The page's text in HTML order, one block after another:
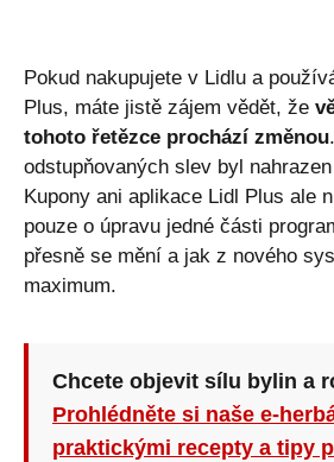
Pokud nakupujete v Lidlu a
Plus, máte jistě zájem vědět, že
tohoto řetězce prochází změnou
odstupňovaných slev byl
Kupony ani aplikace Lidl Plus ale
pouze o úpravu jedné části
přesně se mění a jak z nového
maximum.
Chcete objevit sílu bylin a
Prohlédněte si naše e-
praktickými recepty a tipy